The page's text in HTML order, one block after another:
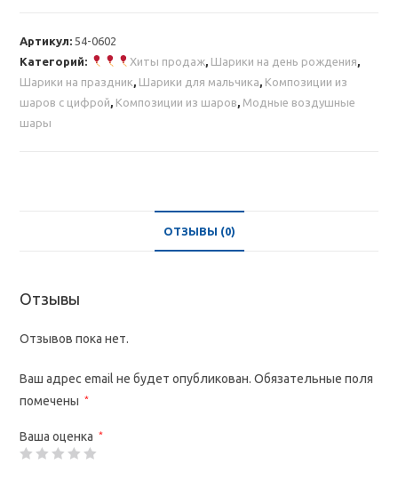
с
голубой
цифрой
Артикул:54-0602
Категорий:
Хиты продаж, Шарики на день рождения,
Шарики на праздник, Шарики для мальчика, Композиции из
шаров с цифрой, Композиции из шаров, Модные воздушные
шары
ОТЗЫВЫ (0)
Отзывы
Отзывов пока нет.
Ваш адрес email не будет опубликован. Обязательные поля
помечены
*
Ваша оценка *